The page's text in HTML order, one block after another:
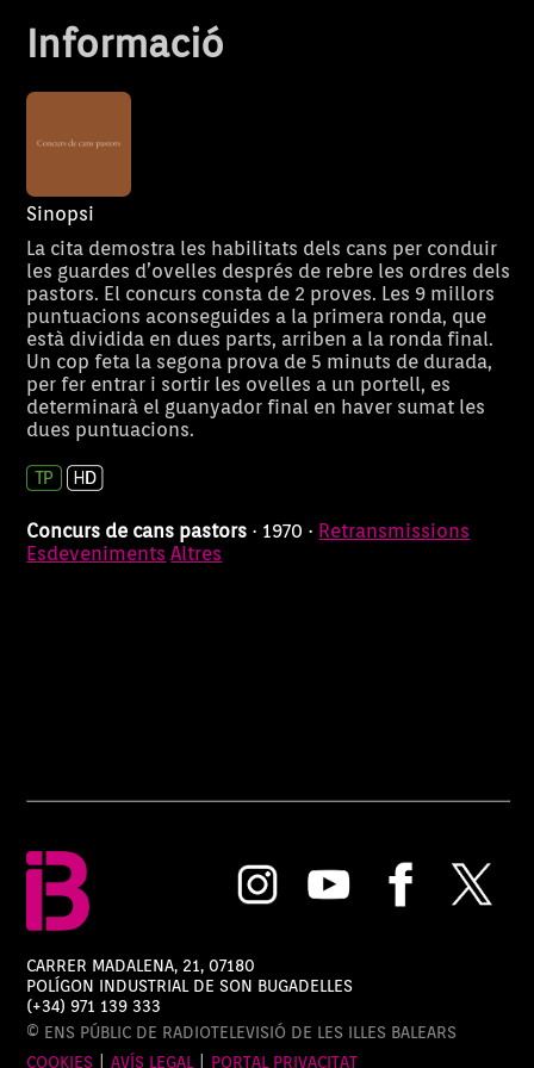
va veure néixer el concurs l'any
pastors que van venir a la
acomiadar a en Xusco, el ca
aconseguit grans triomfs als
diferents concursos on havia
participat. Per cinquè any, el
concurs porta el seu nom per
denominar-se: Gran Premi
Xusco Son Mesquida. A més, el
trofeu del guanyador és una
silueta del ca que sempre
recordarem. Serà la vuitena
ocasió en què IB3 Televisió
explicarà de forma íntegra el
concurs de cans pastors. La cita
demostra les habilitats dels
cansper conduir les guardes
d'ovelles després de rebre les
ordres dels pastors amb el
Informació
Sinopsi
La cita demostra les habilitats dels cans per conduir
les guardes d’ovelles després de rebre les ordres dels
pastors. El concurs consta de 2 proves. Les 9 millors
puntuacions aconseguides a la primera ronda, que
està dividida en dues parts, arriben a la ronda final.
Un cop feta la segona prova de 5 minuts de durada,
per fer entrar i sortir les ovelles a un portell, es
determinarà el guanyador final en haver sumat les
dues puntuacions.
Concurs de cans pastors · 1970 · Retransmissions
Esdeveniments Altres
CARRER MADALENA, 21, 07180
POLÍGON INDUSTRIAL DE SON BUGADELLES
(+34) 971 139 333
© ENS PÚBLIC DE RADIOTELEVISIÓ DE LES ILLES BALEARS
COOKIES |AVÍS LEGAL PORTAL PRIVACITAT